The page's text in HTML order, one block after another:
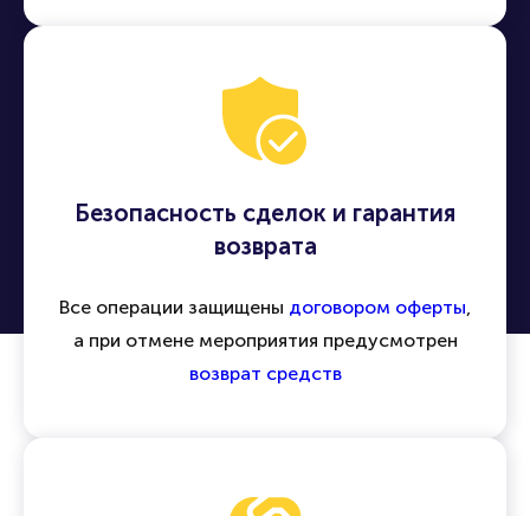
Безопасность сделок и гарантия
возврата
Все операции защищены договором оферты,
а при отмене мероприятия предусмотрен
возврат средств